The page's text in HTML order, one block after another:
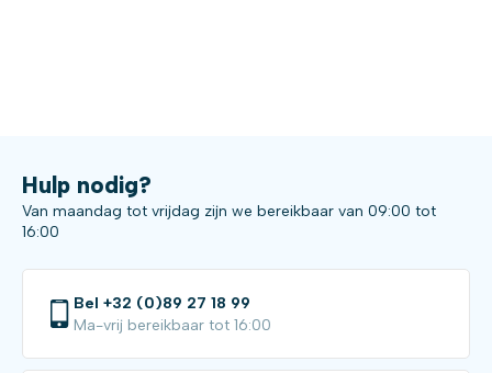
Hulp nodig?
Van maandag tot vrijdag zijn we bereikbaar van 09:00 tot
16:00
Bel +32 (0)89 27 18 99
Ma-vrij bereikbaar tot 16:00